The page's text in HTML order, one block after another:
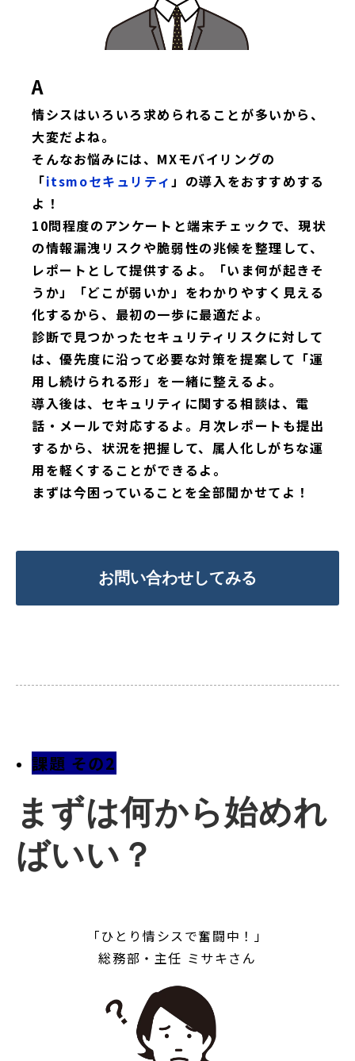
A
情シスはいろいろ求められることが多いから、
大変だよね。
そんなお悩みには、MXモバイリングの
「itsmoセキュリティ」の導入をおすすめする
よ！
10問程度のアンケートと端末チェックで、現状
の情報漏洩リスクや脆弱性の兆候を整理して、
レポートとして提供するよ。「いま何が起きそ
うか」「どこが弱いか」をわかりやすく見える
化するから、最初の一歩に最適だよ。
診断で見つかったセキュリティリスクに対して
は、優先度に沿って必要な対策を提案して「運
用し続けられる形」を一緒に整えるよ。
導入後は、セキュリティに関する相談は、電
話・メールで対応するよ。月次レポートも提出
するから、状況を把握して、属人化しがちな運
用を軽くすることができるよ。
まずは今困っていることを全部聞かせてよ！
お問い合わせしてみる
課題 その2
まずは何から始めれ
ばいい？
「ひとり情シスで奮闘中！」
総務部・主任 ミサキさん